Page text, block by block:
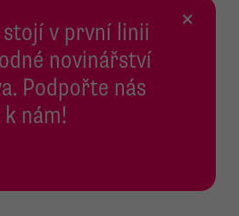
v první linii
novinářství
Podpořte nás
nám!
×